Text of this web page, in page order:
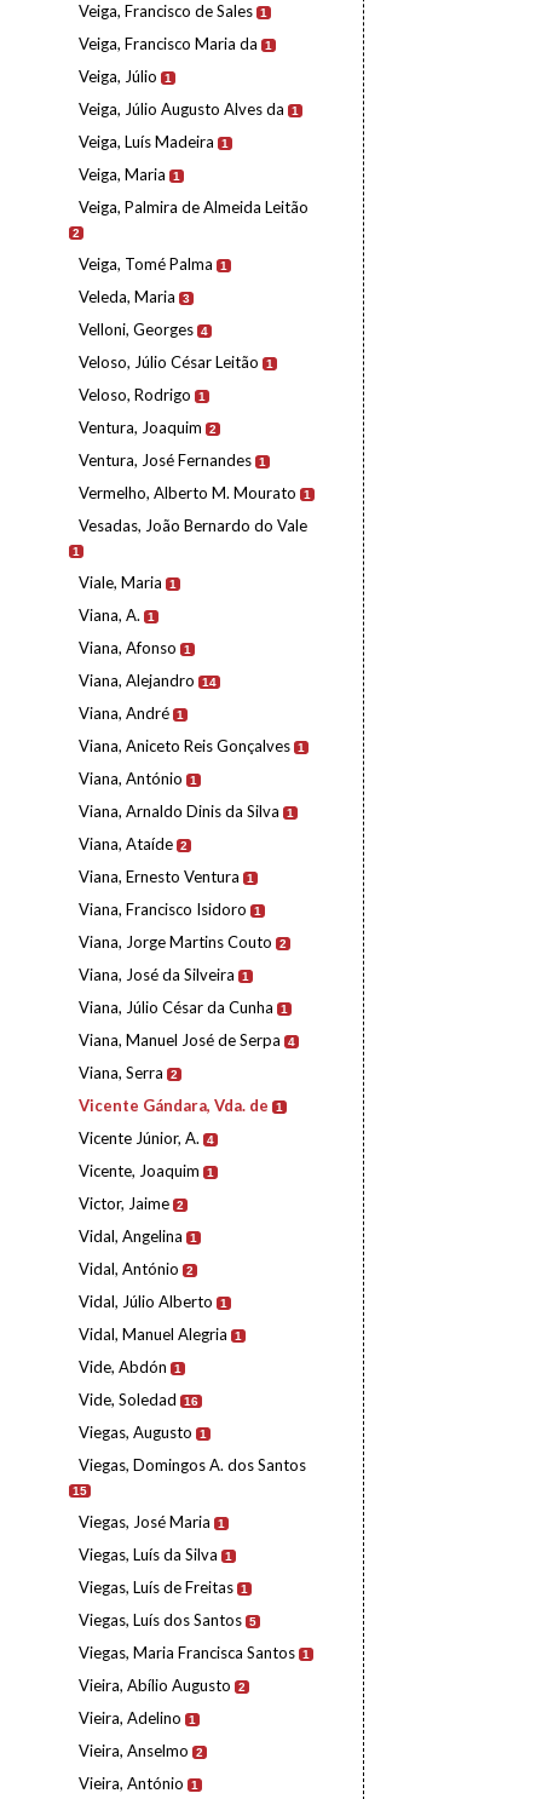
Veiga, Francisco de Sales 1
Veiga, Francisco Maria da 1
Veiga, Júlio 1
Veiga, Júlio Augusto Alves da 1
Veiga, Luís Madeira 1
Veiga, Maria 1
Veiga, Palmira de Almeida Leitão
2
Veiga, Tomé Palma 1
Veleda, Maria 3
Velloni, Georges 4
Veloso, Júlio César Leitão 1
Veloso, Rodrigo 1
Ventura, Joaquim 2
Ventura, José Fernandes 1
Vermelho, Alberto M. Mourato 1
Vesadas, João Bernardo do Vale
1
Viale, Maria 1
Viana, A. 1
Viana, Afonso 1
Viana, Alejandro 14
Viana, André 1
Viana, Aniceto Reis Gonçalves 1
Viana, António 1
Viana, Arnaldo Dinis da Silva 1
Viana, Ataíde 2
Viana, Ernesto Ventura 1
Viana, Francisco Isidoro 1
Viana, Jorge Martins Couto 2
Viana, José da Silveira 1
Viana, Júlio César da Cunha 1
Viana, Manuel José de Serpa 4
Viana, Serra 2
Vicente Gándara, Vda. de 1
Vicente Júnior, A. 4
Vicente, Joaquim 1
Victor, Jaime 2
Vidal, Angelina 1
Vidal, António 2
Vidal, Júlio Alberto 1
Vidal, Manuel Alegria 1
Vide, Abdón 1
Vide, Soledad 16
Viegas, Augusto 1
Viegas, Domingos A. dos Santos
15
Viegas, José Maria 1
Viegas, Luís da Silva 1
Viegas, Luís de Freitas 1
Viegas, Luís dos Santos 5
Viegas, Maria Francisca Santos 1
Vieira, Abílio Augusto 2
Vieira, Adelino 1
Vieira, Anselmo 2
Vieira, António 1